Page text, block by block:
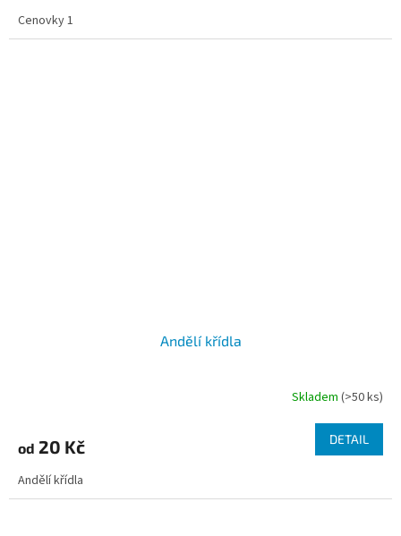
z
5
Cenovky 1
Andělí křídla
Skladem (>50 ks)
od 20 Kč DETAIL
Andělí křídla